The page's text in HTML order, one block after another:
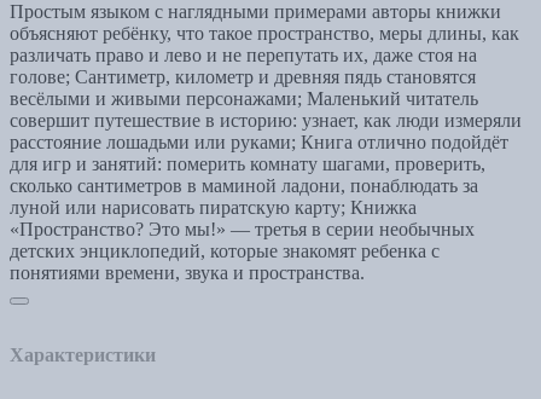
Простым языком с наглядными примерами авторы книжки
объясняют ребёнку, что такое пространство, меры длины, как
различать право и лево и не перепутать их, даже стоя на
голове; Сантиметр, километр и древняя пядь становятся
весёлыми и живыми персонажами; Маленький читатель
совершит путешествие в историю: узнает, как люди измеряли
расстояние лошадьми или руками; Книга отлично подойдёт
для игр и занятий: померить комнату шагами, проверить,
сколько сантиметров в маминой ладони, понаблюдать за
луной или нарисовать пиратскую карту; Книжка
«Пространство? Это мы!» — третья в серии необычных
детских энциклопедий, которые знакомят ребенка с
понятиями времени, звука и пространства.
Характеристики